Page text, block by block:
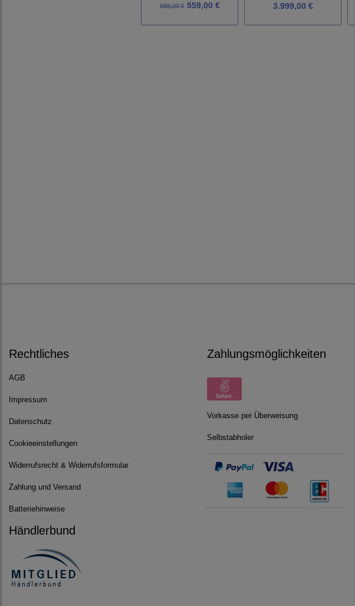
699,00 €559,00 € 3.999,00 €
Rechtliches
AGB
Impressum
Datenschutz
Cookieeinstellungen
Widerrufsrecht & Widerrufsformular
Zahlung und Versand
Batteriehinweise
Händlerbund
Zahlungsmöglichkeiten
Vorkasse per Überweisung
Selbstabholer